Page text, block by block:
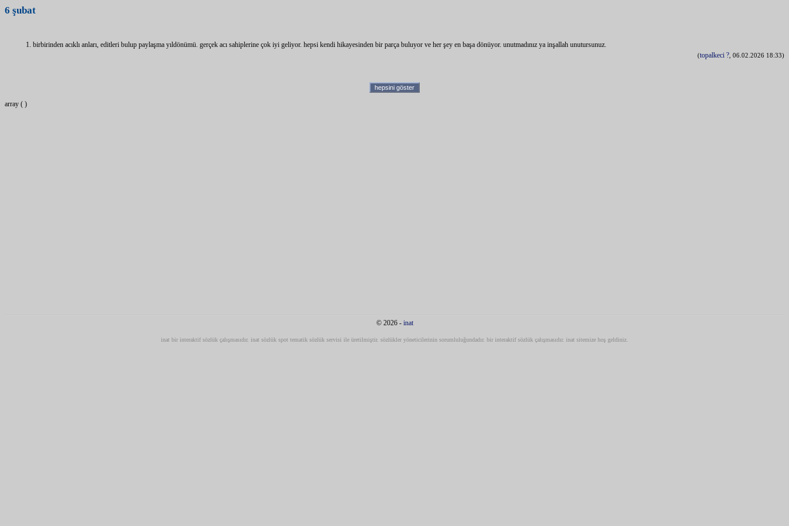
6 şubat
birbirinden acıklı anları, editleri bulup paylaşma yıldönümü. gerçek acı sahiplerine çok iyi geliyor. hepsi kendi hikayesinden bir parça buluyor ve her şey en başa dönüyor. unutmadınız ya inşallah unutursunuz.
(topalkeci ? , 06.02.2026 18:33)
hepsini göster
array ( )
© 2026 - inat
inat bir interaktif sözlük çalışmasıdır. inat sözlük spot tematik sözlük servisi ile üretilmiştir. sözlükler yöneticilerinin sorumluluğundadır. bir interaktif sözlük çalışmasıdır. inat sitemize hoş geldiniz.